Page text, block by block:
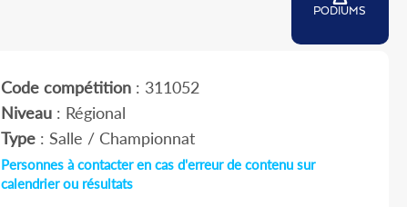
PODIUMS
Code compétition: 311052
Niveau: Régional
Type: Salle / Championnat
Personnes à contacter en cas d'erreur de contenu sur
calendrier ou résultats